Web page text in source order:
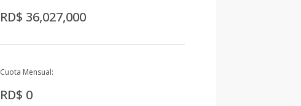
RD$ 36,027,000
Cuota Mensual:
RD$ 0